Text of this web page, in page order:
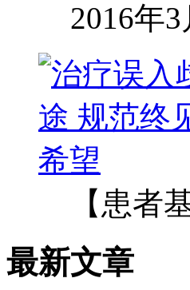
2016年
【患者
最新文章